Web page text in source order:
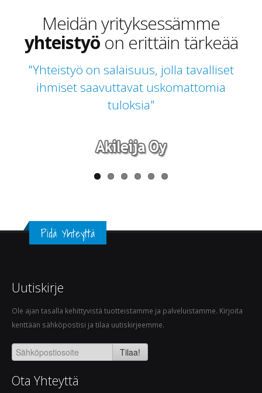
Meidän yrityksessämme
yhteistyöon erittäin tärkeää
"Yhteistyö on salaisuus, jolla tavalliset
ihmiset saavuttavat uskomattomia
tuloksia"
Pidä Yhteyttä
Uutiskirje
Ole ajan tasalla kehittyvistä tuotteistamme ja palveluistamme. Kirjoita
kenttään sähköpostisi ja tilaa uutiskirjeemme.
Tilaa!
Ota Yhteyttä